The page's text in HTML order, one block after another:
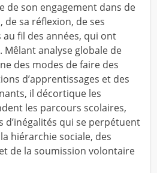
de son engagement dans de
sa réflexion, de ses
fil des années, qui ont
analyse globale de
des modes de faire des
d’apprentissages et des
il décortique les
les parcours scolaires,
d’inégalités qui se perpétuent
hiérarchie sociale, des
de la soumission volontaire